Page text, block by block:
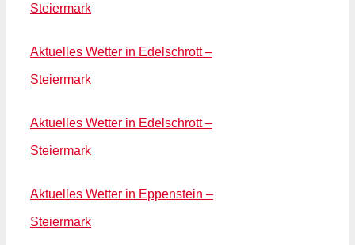
Steiermark
Aktuelles Wetter in Edelschrott –
Steiermark
Aktuelles Wetter in Edelschrott –
Steiermark
Aktuelles Wetter in Eppenstein –
Steiermark